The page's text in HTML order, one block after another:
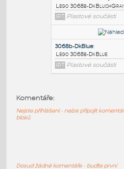
IPT Plastové
3068b-DkRed:
Lego 3068b-DkRed
IPT Plastové
Lego 3068b-
Lego 3068b-DkBlue
Komentáře:
Nejste přihlášeni - nelze připojit
bloků
Dosud žádné komentáře - buďte první